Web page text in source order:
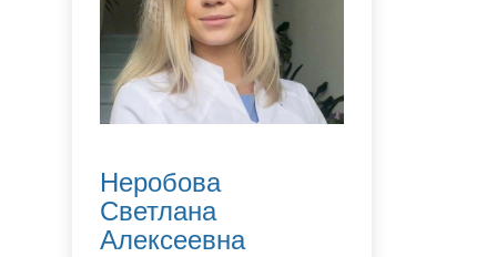
Неробова
Светлана
Алексеевна